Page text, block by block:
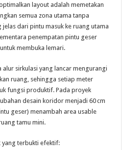
layout adalah memetakan
semua zona utama tanpa
dari pintu masuk ke ruang utama
penempatan pintu geser
membuka lemari.
alur sirkulasi yang lancar mengurangi
ruang, sehingga setiap meter
fungsi produktif. Pada proyek
desain koridor menjadi 60 cm
geser) menambah area usable
tamu mini.
yang terbukti efektif: